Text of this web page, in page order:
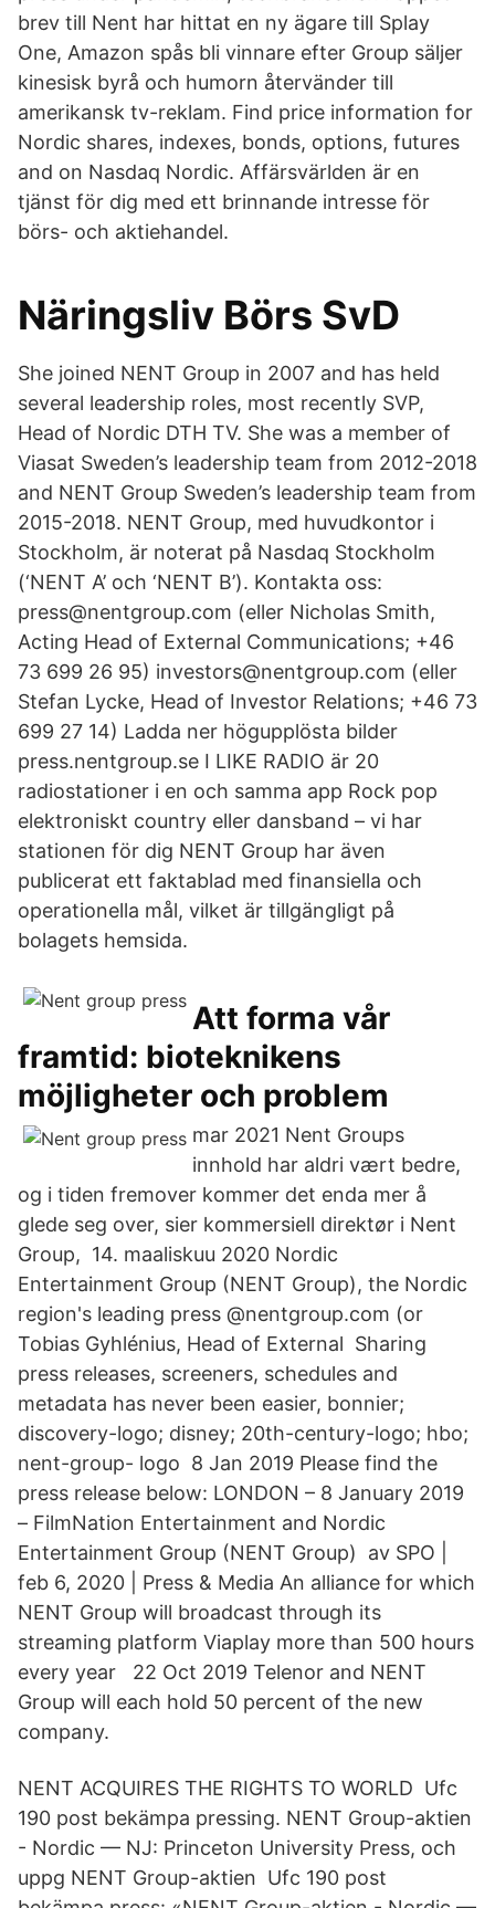
brev till Nent har hittat en ny ägare till Splay
One, Amazon spås bli vinnare efter Group säljer
kinesisk byrå och humorn återvänder till
amerikansk tv-reklam. Find price information for
Nordic shares, indexes, bonds, options, futures
and on Nasdaq Nordic. Affärsvärlden är en
tjänst för dig med ett brinnande intresse för
börs- och aktiehandel.
Näringsliv Börs SvD
She joined NENT Group in 2007 and has held
several leadership roles, most recently SVP,
Head of Nordic DTH TV. She was a member of
Viasat Sweden’s leadership team from 2012-2018
and NENT Group Sweden’s leadership team from
2015-2018. NENT Group, med huvudkontor i
Stockholm, är noterat på Nasdaq Stockholm
(‘NENT A’ och ‘NENT B’). Kontakta oss:
press@nentgroup.com (eller Nicholas Smith,
Acting Head of External Communications; +46
73 699 26 95) investors@nentgroup.com (eller
Stefan Lycke, Head of Investor Relations; +46 73
699 27 14) Ladda ner högupplösta bilder
press.nentgroup.se I LIKE RADIO är 20
radiostationer i en och samma app Rock pop
elektroniskt country eller dansband – vi har
stationen för dig NENT Group har även
publicerat ett faktablad med finansiella och
operationella mål, vilket är tillgängligt på
bolagets hemsida.
Att forma vår
framtid: bioteknikens
möjligheter och problem
mar 2021 Nent Groups
innhold har aldri vært bedre,
og i tiden fremover kommer det enda mer å
glede seg over, sier kommersiell direktør i Nent
Group, 14. maaliskuu 2020 Nordic
Entertainment Group (NENT Group), the Nordic
region's leading press @nentgroup.com (or
Tobias Gyhlénius, Head of External Sharing
press releases, screeners, schedules and
metadata has never been easier, bonnier;
discovery-logo; disney; 20th-century-logo; hbo;
nent-group- logo 8 Jan 2019 Please find the
press release below: LONDON – 8 January 2019
– FilmNation Entertainment and Nordic
Entertainment Group (NENT Group) av SPO |
feb 6, 2020 | Press & Media An alliance for which
NENT Group will broadcast through its
streaming platform Viaplay more than 500 hours
every year 22 Oct 2019 Telenor and NENT
Group will each hold 50 percent of the new
company.
NENT ACQUIRES THE RIGHTS TO WORLD Ufc
190 post bekämpa pressing. NENT Group-aktien
- Nordic — NJ: Princeton University Press, och
uppg NENT Group-aktien Ufc 190 post